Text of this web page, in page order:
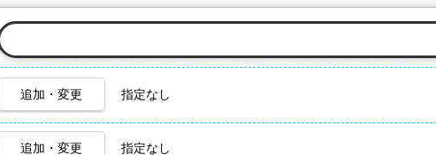
追加・変更 指定なし
追加・変更 指定なし